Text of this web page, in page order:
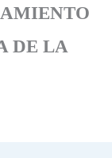
DE LA